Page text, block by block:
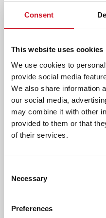
Consent
This website uses cookies
We use cookies to
provide social media
We also share information
our social media,
may combine it with other
provided to them or that
of their services.
Selection
Necessary
Preferences
AFDRUKKEN
LEES OOK
ERVARINGSVERHALEN